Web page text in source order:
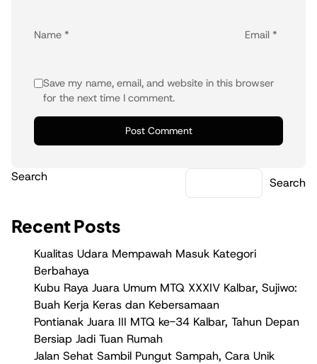
Name * Email *
Save my name, email, and website in this browser
for the next time I comment.
Search Search
Recent Posts
Kualitas Udara Mempawah Masuk Kategori
Berbahaya
Kubu Raya Juara Umum MTQ XXXIV Kalbar, Sujiwo:
Buah Kerja Keras dan Kebersamaan
Pontianak Juara III MTQ ke-34 Kalbar, Tahun Depan
Bersiap Jadi Tuan Rumah
Jalan Sehat Sambil Pungut Sampah, Cara Unik